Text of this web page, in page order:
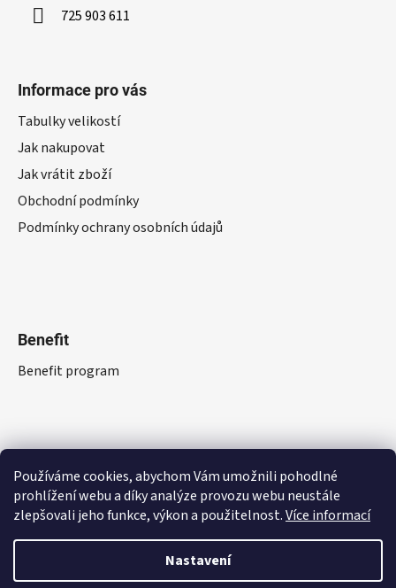
Používáme cookies, abychom Vám umožnili pohodlné
prohlížení webu a díky analýze provozu webu neustále
zlepšovali jeho funkce, výkon a použitelnost.Více informací
Nastavení
725 903 611
Informace pro vás
Tabulky velikostí
Jak nakupovat
Jak vrátit zboží
Obchodní podmínky
Podmínky ochrany osobních údajů
Benefit
Benefit program